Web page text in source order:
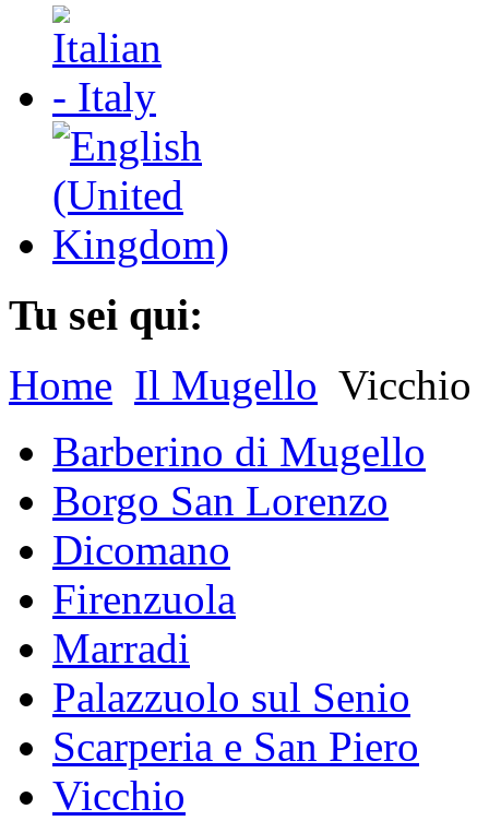
Tu sei qui:
Home Il Mugello Vicchio
Barberino di Mugello
Borgo San Lorenzo
Dicomano
Firenzuola
Marradi
Palazzuolo sul Senio
Scarperia e San Piero
Vicchio